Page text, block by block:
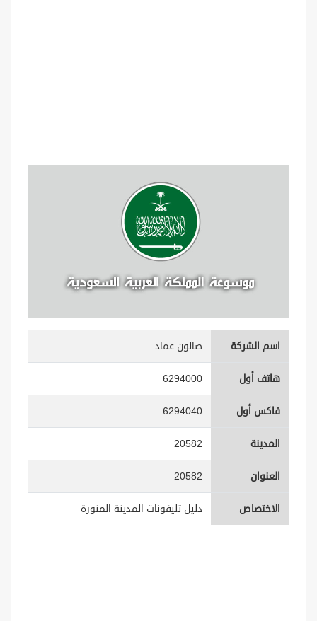
اسم الشركة صالون عماد
هاتف أول 6294000
فاكس أول 6294040
المدينة 20582
العنوان 20582
الاختصاص دليل تليفونات المدينة المنورة